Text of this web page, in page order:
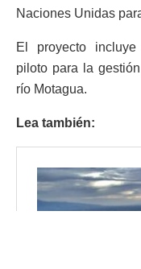
Naciones Unidas
El proyecto
piloto para la
río Motagua.
Lea también: